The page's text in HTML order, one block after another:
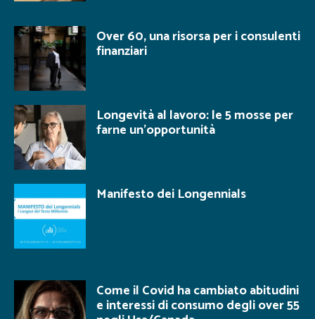
Over 60, una risorsa per i consulenti
finanziari
Longevità al lavoro: le 5 mosse per
farne un’opportunità
Manifesto dei Longennials
Come il Covid ha cambiato abitudini
e interessi di consumo degli over 55